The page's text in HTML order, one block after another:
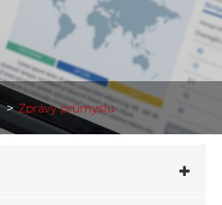
Zprávy průmyslu